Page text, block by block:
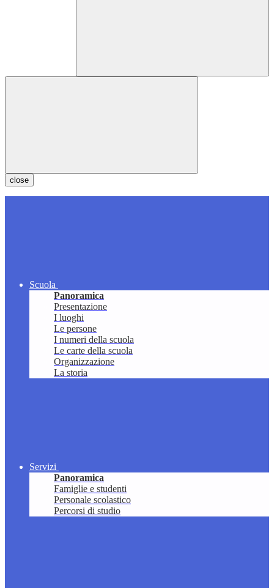
close
Scuola
Panoramica
Presentazione
I luoghi
Le persone
I numeri della scuola
Le carte della scuola
Organizzazione
La storia
Servizi
Panoramica
Famiglie e studenti
Personale scolastico
Percorsi di studio